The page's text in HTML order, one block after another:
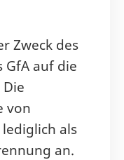
Zweck des
auf die
von
als
an.